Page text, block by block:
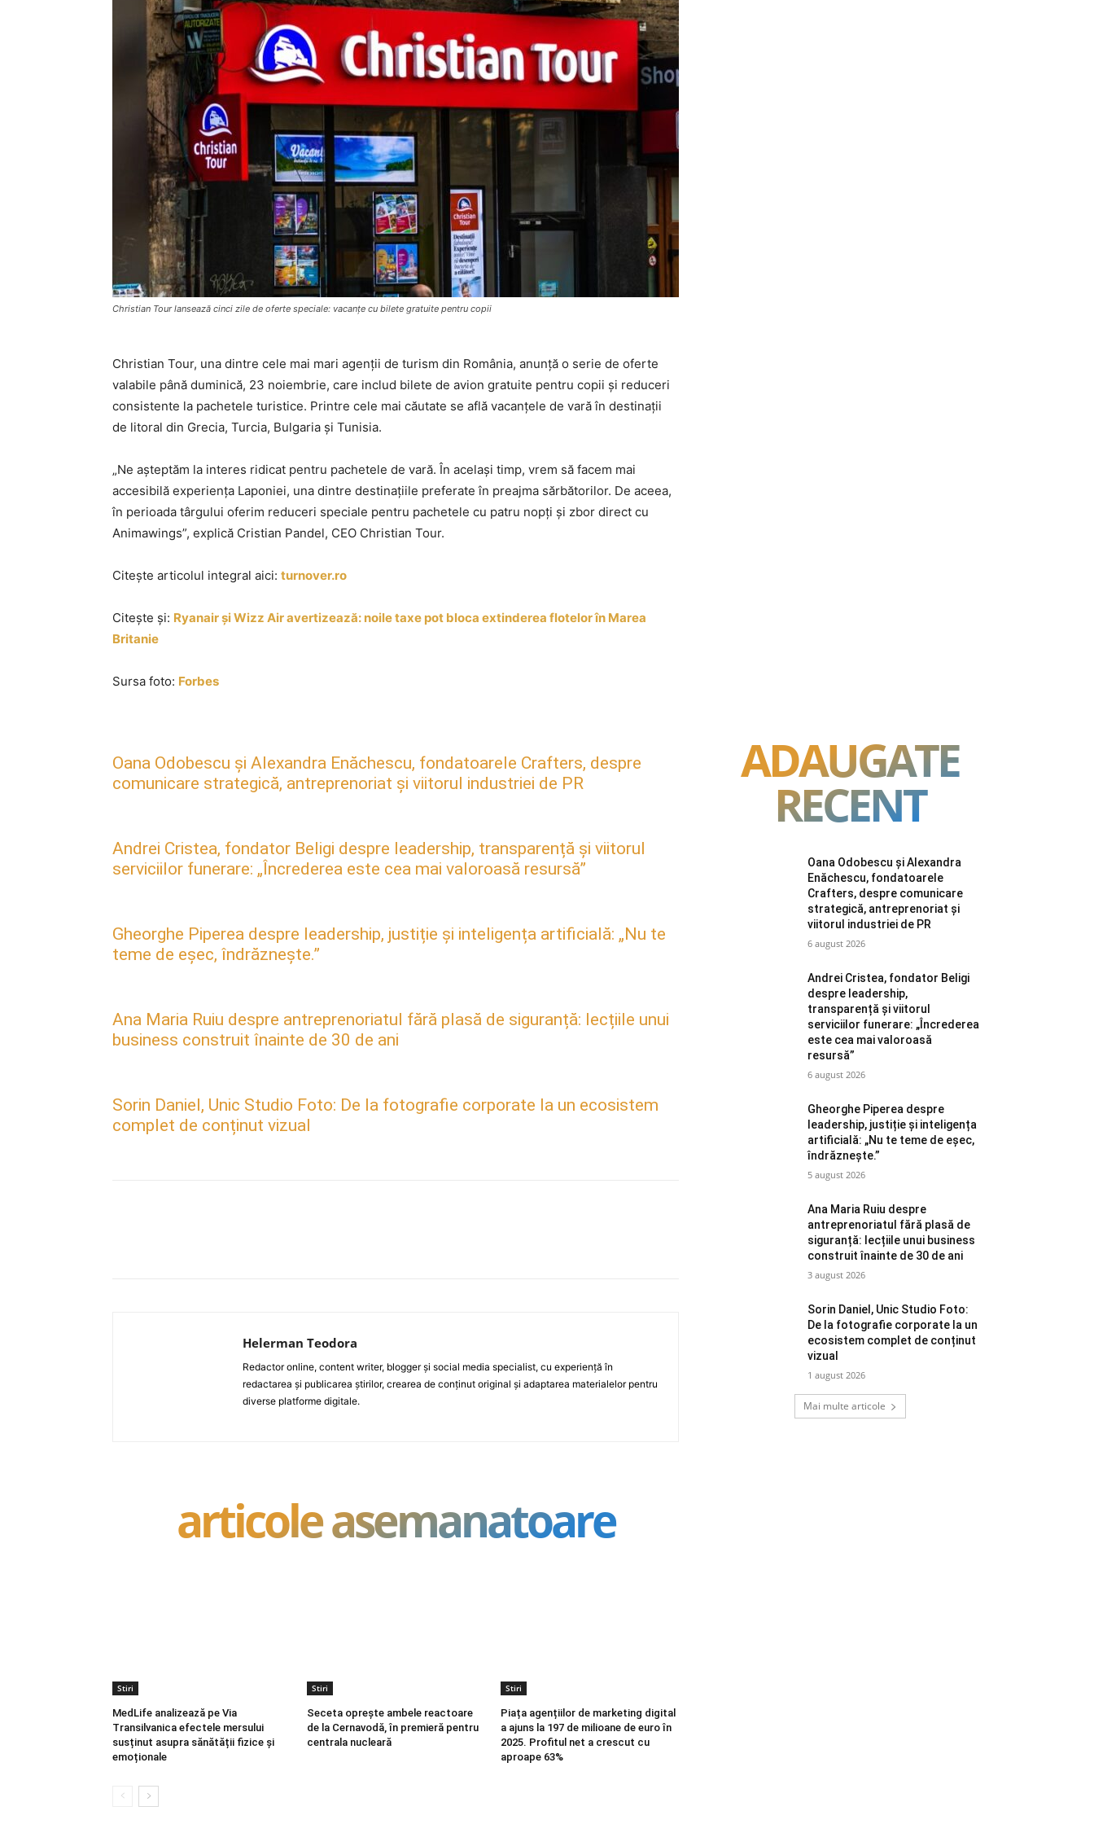
Christian Tour lansează cinci zile de oferte speciale: vacanțe cu bilete gratuite pentru copii
Christian Tour, una dintre cele mai mari agenții de turism din România, anunță o serie de oferte
valabile până duminică, 23 noiembrie, care includ bilete de avion gratuite pentru copii și reduceri
consistente la pachetele turistice. Printre cele mai căutate se află vacanțele de vară în destinații
de litoral din Grecia, Turcia, Bulgaria și Tunisia.
„Ne așteptăm la interes ridicat pentru pachetele de vară. În același timp, vrem să facem mai
accesibilă experiența Laponiei, una dintre destinațiile preferate în preajma sărbătorilor. De aceea,
în perioada târgului oferim reduceri speciale pentru pachetele cu patru nopți și zbor direct cu
Animawings”, explică Cristian Pandel, CEO Christian Tour.
Citește articolul integral aici: turnover.ro
Citește și: Ryanair și Wizz Air avertizează: noile taxe pot bloca extinderea flotelor în Marea
Britanie
Sursa foto: Forbes
Oana Odobescu și Alexandra Enăchescu, fondatoarele Crafters, despre
comunicare strategică, antreprenoriat și viitorul industriei de PR
Andrei Cristea, fondator Beligi despre leadership, transparență și viitorul
serviciilor funerare: „Încrederea este cea mai valoroasă resursă”
Gheorghe Piperea despre leadership, justiție și inteligența artificială: „Nu te
teme de eșec, îndrăznește.”
Ana Maria Ruiu despre antreprenoriatul fără plasă de siguranță: lecțiile unui
business construit înainte de 30 de ani
Sorin Daniel, Unic Studio Foto: De la fotografie corporate la un ecosistem
complet de conținut vizual
Helerman Teodora
Redactor online, content writer, blogger și social media specialist, cu experiență în
redactarea și publicarea știrilor, crearea de conținut original și adaptarea materialelor pentru
diverse platforme digitale.
articole asemanatoare
Stiri
MedLife analizează pe Via
Transilvanica efectele mersului
susținut asupra sănătății fizice și
emoționale
Stiri
Seceta oprește ambele reactoare
de la Cernavodă, în premieră pentru
centrala nucleară
Stiri
Piața agențiilor de marketing digital
a ajuns la 197 de milioane de euro în
2025. Profitul net a crescut cu
aproape 63%
ADAUGATE
RECENT
Oana Odobescu și Alexandra
Enăchescu, fondatoarele
Crafters, despre comunicare
strategică, antreprenoriat și
viitorul industriei de PR
6 august 2026
Andrei Cristea, fondator Beligi
despre leadership,
transparență și viitorul
serviciilor funerare: „Încrederea
este cea mai valoroasă
resursă”
6 august 2026
Gheorghe Piperea despre
leadership, justiție și inteligența
artificială: „Nu te teme de eșec,
îndrăznește.”
5 august 2026
Ana Maria Ruiu despre
antreprenoriatul fără plasă de
siguranță: lecțiile unui business
construit înainte de 30 de ani
3 august 2026
Sorin Daniel, Unic Studio Foto:
De la fotografie corporate la un
ecosistem complet de conținut
vizual
1 august 2026
Mai multe articole